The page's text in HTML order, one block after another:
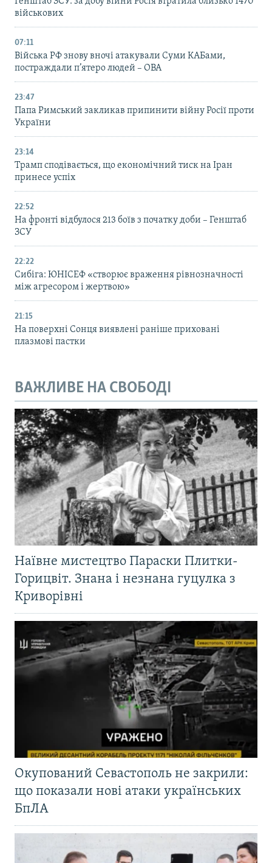
військових
07:11
Війська РФ знову вночі атакували Суми КАБами,
постраждали п’ятеро людей – ОВА
23:47
Папа Римський закликав припинити війну Росії проти
України
23:14
Трамп сподівається, що економічний тиск на Іран
принесе успіх
22:52
На фронті відбулося 213 боїв з початку доби – Генштаб
ЗСУ
22:22
Сибіга: ЮНІСЕФ «створює враження рівнозначності
між агресором і жертвою»
21:15
На поверхні Сонця виявлені раніше приховані
плазмові пастки
ВАЖЛИВЕ НА СВОБОДІ
Наївне мистецтво Параски Плитки-
Горицвіт. Знана і незнана гуцулка з
Криворівні
Окупований Севастополь не закрили:
що показали нові атаки українських
БпЛА